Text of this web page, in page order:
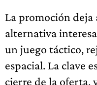
La promoción deja
alternativa
un juego táctico,
espacial. La clave
cierre de la oferta,